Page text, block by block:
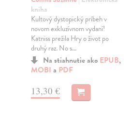
kniha
Kultový dystopický príbeh v
novom exkluzívnom vydaní!
Katniss prežila Hry o život po
druhý raz. No s...
Na stiahnutie ako EPUB,
MOBI a PDF
13,30 €